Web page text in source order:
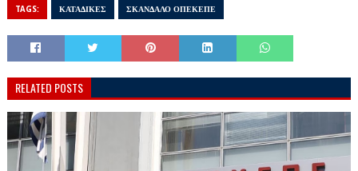
TAGS: ΚΑΤΑΔΙΚΕΣ ΣΚΑΝΔΑΛΟ ΟΠΕΚΕΠΕ
RELATED POSTS